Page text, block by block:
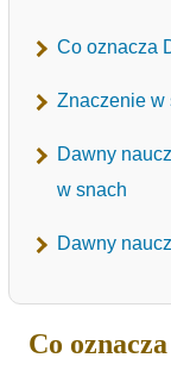
Co oznacza
Znaczenie w
Dawny
w snach
Dawny
Co